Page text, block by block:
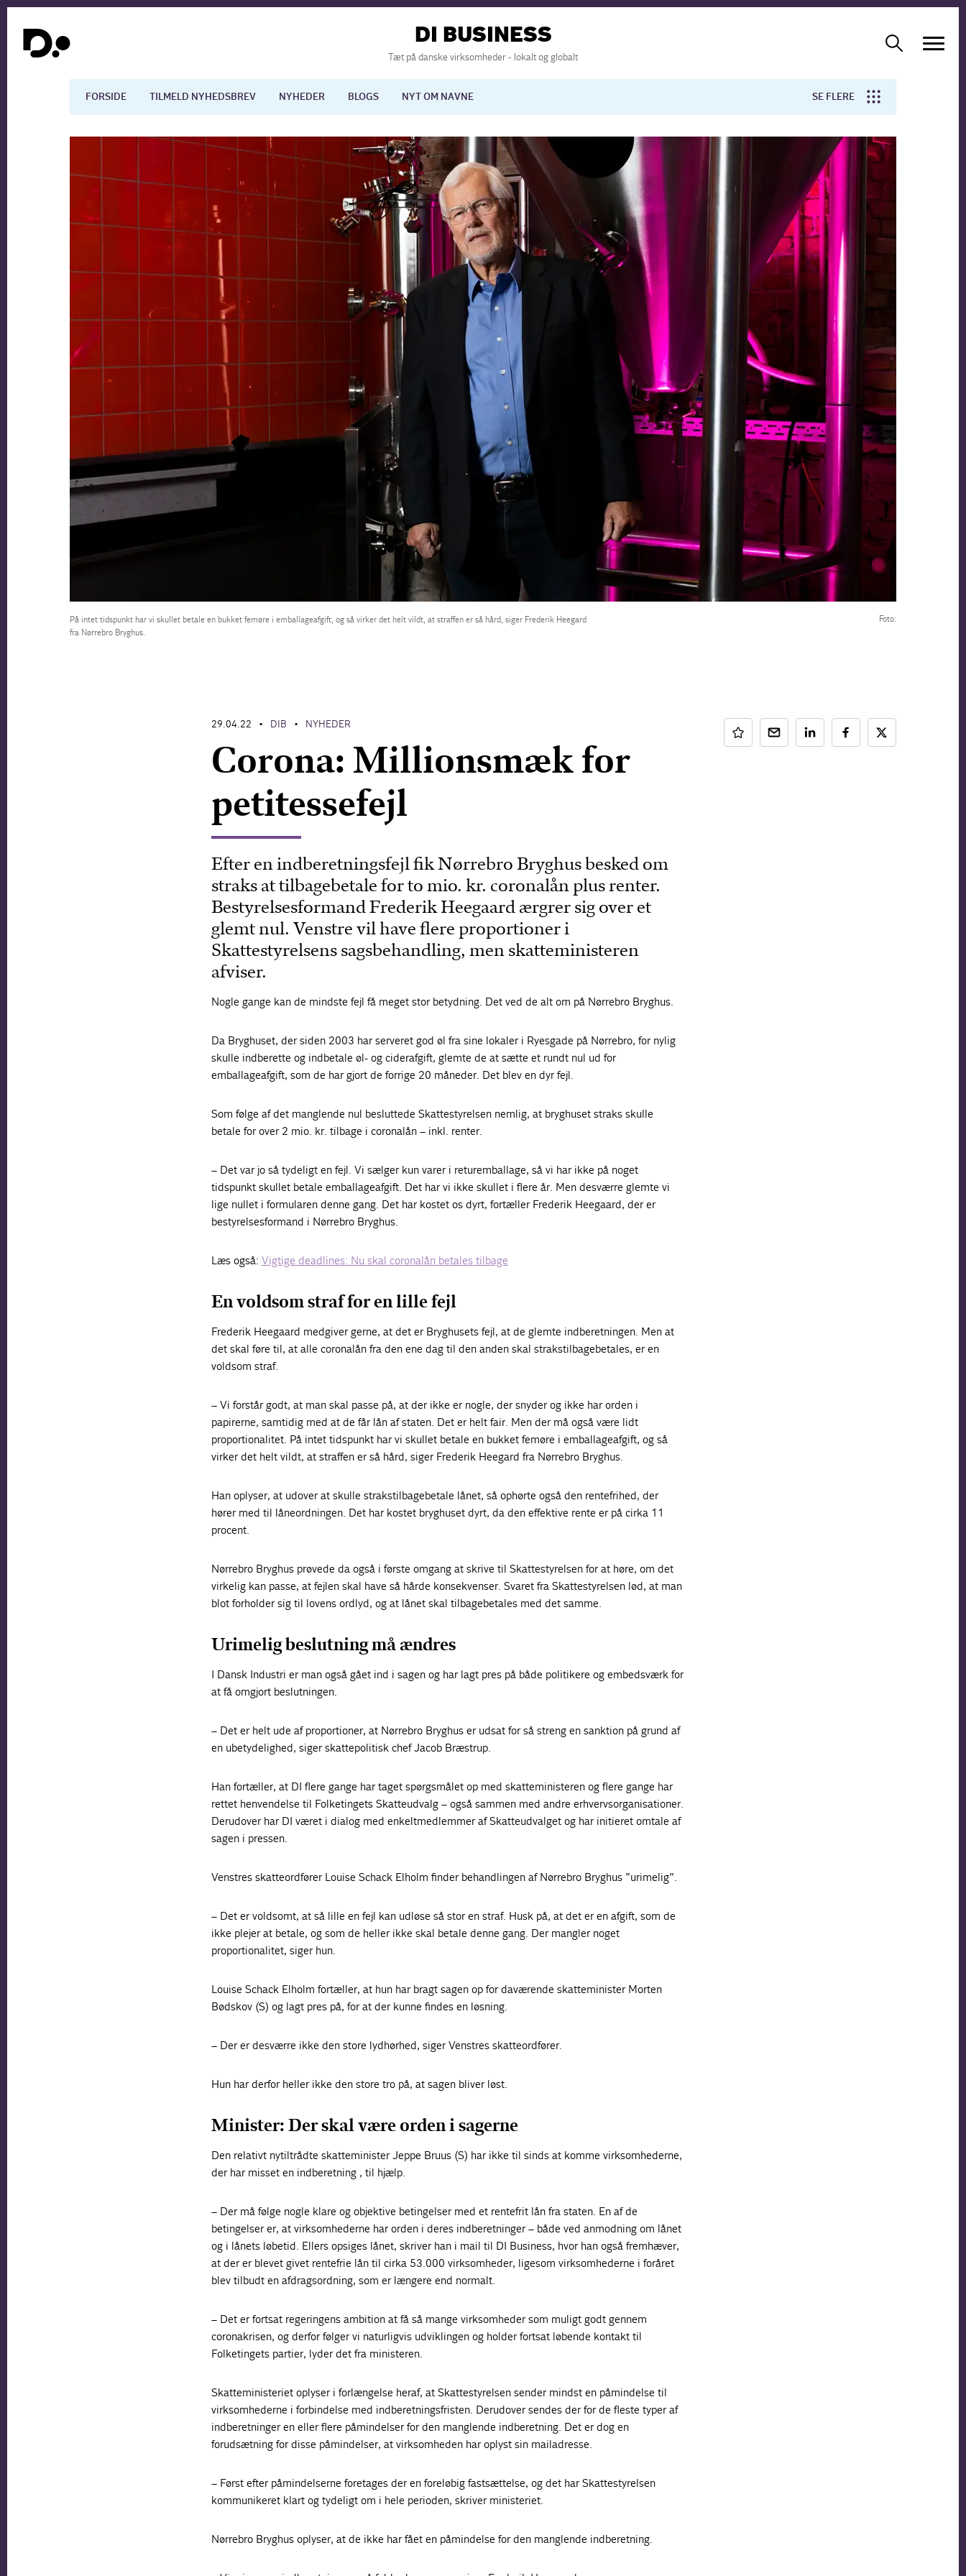
DI BUSINESS
Tæt på danske virksomheder - lokalt og globalt
FORSIDE TILMELD NYHEDSBREV NYHEDER BLOGS NYT OM NAVNE SE FLERE
Digitalisering International økonomi Arbejdsmiljø
Arbejdsmarkedet Uddannelse Europapolitik Forskning
På intet tidspunkt har vi skullet betale en bukket femøre i emballageafgift, og så virker det helt vildt, at straffen er så hård, siger Frederik Heegard
fra Nørrebro Bryghus.
Foto:
29.04.22 • DIB • NYHEDER
Corona: Millionsmæk for
petitessefejl
Efter en indberetningsfejl fik Nørrebro Bryghus besked om
straks at tilbagebetale for to mio. kr. coronalån plus renter.
Bestyrelsesformand Frederik Heegaard ærgrer sig over et
glemt nul. Venstre vil have flere proportioner i
Skattestyrelsens sagsbehandling, men skatteministeren
afviser.
Nogle gange kan de mindste fejl få meget stor betydning. Det ved de alt om på Nørrebro Bryghus.
Da Bryghuset, der siden 2003 har serveret god øl fra sine lokaler i Ryesgade på Nørrebro, for nylig
skulle indberette og indbetale øl- og ciderafgift, glemte de at sætte et rundt nul ud for
emballageafgift, som de har gjort de forrige 20 måneder. Det blev en dyr fejl.
Som følge af det manglende nul besluttede Skattestyrelsen nemlig, at bryghuset straks skulle
betale for over 2 mio. kr. tilbage i coronalån – inkl. renter.
– Det var jo så tydeligt en fejl. Vi sælger kun varer i returemballage, så vi har ikke på noget
tidspunkt skullet betale emballageafgift. Det har vi ikke skullet i flere år. Men desværre glemte vi
lige nullet i formularen denne gang. Det har kostet os dyrt, fortæller Frederik Heegaard, der er
bestyrelsesformand i Nørrebro Bryghus.
Læs også: Vigtige deadlines: Nu skal coronalån betales tilbage
En voldsom straf for en lille fejl
Frederik Heegaard medgiver gerne, at det er Bryghusets fejl, at de glemte indberetningen. Men at
det skal føre til, at alle coronalån fra den ene dag til den anden skal strakstilbagebetales, er en
voldsom straf.
– Vi forstår godt, at man skal passe på, at der ikke er nogle, der snyder og ikke har orden i
papirerne, samtidig med at de får lån af staten. Det er helt fair. Men der må også være lidt
proportionalitet. På intet tidspunkt har vi skullet betale en bukket femøre i emballageafgift, og så
virker det helt vildt, at straffen er så hård, siger Frederik Heegard fra Nørrebro Bryghus.
Han oplyser, at udover at skulle strakstilbagebetale lånet, så ophørte også den rentefrihed, der
hører med til låneordningen. Det har kostet bryghuset dyrt, da den effektive rente er på cirka 11
procent.
Nørrebro Bryghus prøvede da også i første omgang at skrive til Skattestyrelsen for at høre, om det
virkelig kan passe, at fejlen skal have så hårde konsekvenser. Svaret fra Skattestyrelsen lød, at man
blot forholder sig til lovens ordlyd, og at lånet skal tilbagebetales med det samme.
Urimelig beslutning må ændres
I Dansk Industri er man også gået ind i sagen og har lagt pres på både politikere og embedsværk for
at få omgjort beslutningen.
– Det er helt ude af proportioner, at Nørrebro Bryghus er udsat for så streng en sanktion på grund af
en ubetydelighed, siger skattepolitisk chef Jacob Bræstrup.
Han fortæller, at DI flere gange har taget spørgsmålet op med skatteministeren og flere gange har
rettet henvendelse til Folketingets Skatteudvalg – også sammen med andre erhvervsorganisationer.
Derudover har DI været i dialog med enkeltmedlemmer af Skatteudvalget og har initieret omtale af
sagen i pressen.
Venstres skatteordfører Louise Schack Elholm finder behandlingen af Nørrebro Bryghus ”urimelig”.
– Det er voldsomt, at så lille en fejl kan udløse så stor en straf. Husk på, at det er en afgift, som de
ikke plejer at betale, og som de heller ikke skal betale denne gang. Der mangler noget
proportionalitet, siger hun.
Louise Schack Elholm fortæller, at hun har bragt sagen op for daværende skatteminister Morten
Bødskov (S) og lagt pres på, for at der kunne findes en løsning.
– Der er desværre ikke den store lydhørhed, siger Venstres skatteordfører.
Hun har derfor heller ikke den store tro på, at sagen bliver løst.
Minister: Der skal være orden i sagerne
Den relativt nytiltrådte skatteminister Jeppe Bruus (S) har ikke til sinds at komme virksomhederne,
der har misset en indberetning , til hjælp.
– Der må følge nogle klare og objektive betingelser med et rentefrit lån fra staten. En af de
betingelser er, at virksomhederne har orden i deres indberetninger – både ved anmodning om lånet
og i lånets løbetid. Ellers opsiges lånet, skriver han i mail til DI Business, hvor han også fremhæver,
at der er blevet givet rentefrie lån til cirka 53.000 virksomheder, ligesom virksomhederne i foråret
blev tilbudt en afdragsordning, som er længere end normalt.
– Det er fortsat regeringens ambition at få så mange virksomheder som muligt godt gennem
coronakrisen, og derfor følger vi naturligvis udviklingen og holder fortsat løbende kontakt til
Folketingets partier, lyder det fra ministeren.
Skatteministeriet oplyser i forlængelse heraf, at Skattestyrelsen sender mindst en påmindelse til
virksomhederne i forbindelse med indberetningsfristen. Derudover sendes der for de fleste typer af
indberetninger en eller flere påmindelser for den manglende indberetning. Det er dog en
forudsætning for disse påmindelser, at virksomheden har oplyst sin mailadresse.
– Først efter påmindelserne foretages der en foreløbig fastsættelse, og det har Skattestyrelsen
kommunikeret klart og tydeligt om i hele perioden, skriver ministeriet.
Nørrebro Bryghus oplyser, at de ikke har fået en påmindelse for den manglende indberetning.